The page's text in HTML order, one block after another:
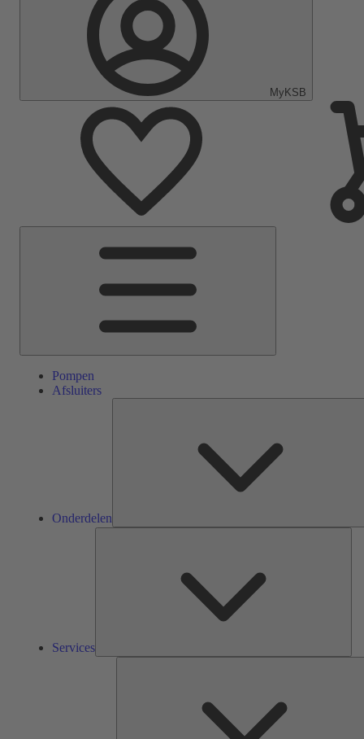
MyKSB
Pompen
Afsluiters
Onderdelen
Services